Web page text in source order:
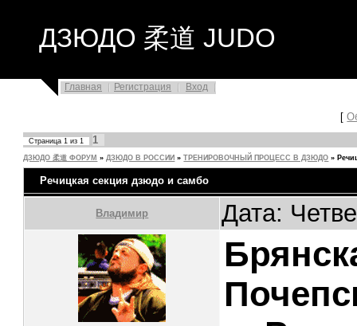
ДЗЮДО 柔道 JUDO
Главная Регистрация Вход
[
Страница1 из1 1
ДЗЮДО 柔道 ФОРУМ » ДЗЮДО В РОССИИ » ТРЕНИРОВОЧНЫЙ ПРОЦЕСС В ДЗЮДО »
Речицкая секция дзюдо и самбо
Владимир Дата: